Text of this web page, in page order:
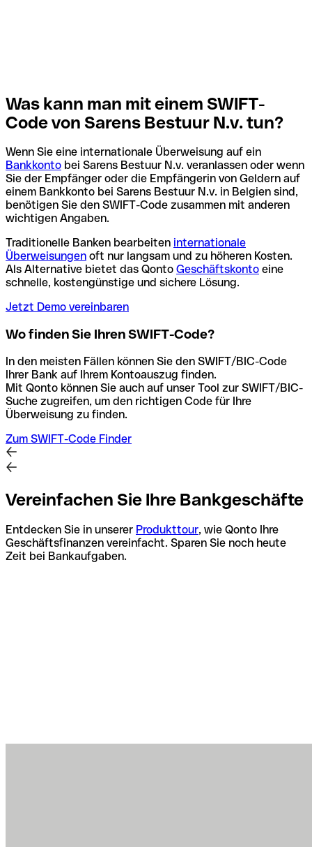
Was kann man mit einem SWIFT-
Code von Sarens Bestuur N.v. tun?
Wenn Sie eine internationale Überweisung auf ein
Bankkonto bei Sarens Bestuur N.v. veranlassen oder wenn
Sie der Empfänger oder die Empfängerin von Geldern auf
einem Bankkonto bei Sarens Bestuur N.v. in Belgien sind,
benötigen Sie den SWIFT-Code zusammen mit anderen
wichtigen Angaben.
Traditionelle Banken bearbeiten internationale
Überweisungen oft nur langsam und zu höheren Kosten.
Als Alternative bietet das Qonto Geschäftskonto eine
schnelle, kostengünstige und sichere Lösung.
Jetzt Demo vereinbaren
Wo finden Sie Ihren SWIFT-Code?
In den meisten Fällen können Sie den SWIFT/BIC-Code
Ihrer Bank auf Ihrem Kontoauszug finden.
Mit Qonto können Sie auch auf unser Tool zur SWIFT/BIC-
Suche zugreifen, um den richtigen Code für Ihre
Überweisung zu finden.
Zum SWIFT-Code Finder
Vereinfachen Sie Ihre Bankgeschäfte
Entdecken Sie in unserer Produkttour, wie Qonto Ihre
Geschäftsfinanzen vereinfacht. Sparen Sie noch heute
Zeit bei Bankaufgaben.